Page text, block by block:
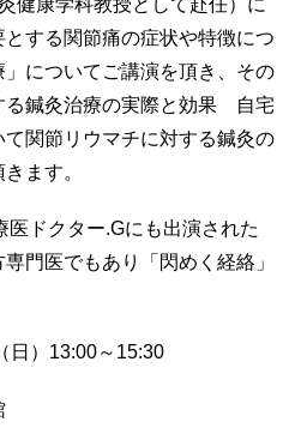
健康学科教授として赴任）に
する関節痛の症状や特徴につ
についてご講演を頂き、その
る鍼灸治療の実際と効果 自宅
関節リウマチに対する鍼灸の
ます。
医ドクター.Gにも出演された
門医でもあり「閃めく経絡」
日） 13:00～ 15:30